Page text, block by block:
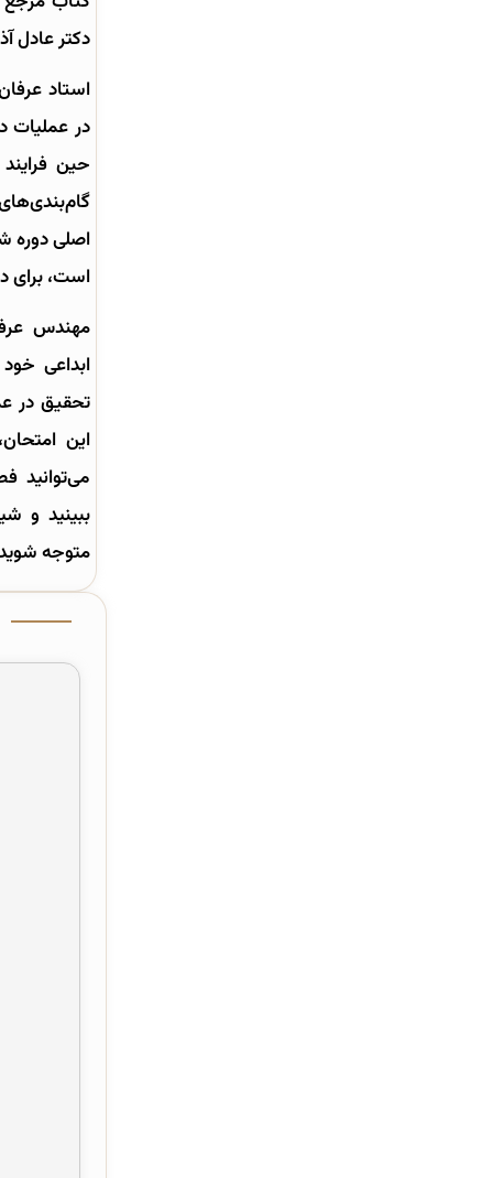
دکتر عادل
استاد
در عملیات
حین
اصلی دوره
است، برای
مهندس
ابداعی
این
می‌توانید
ببینید و
متوجه